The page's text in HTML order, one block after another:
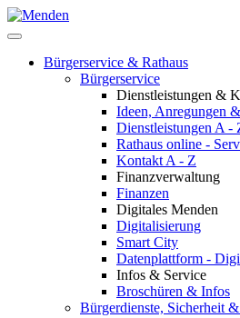
Bürgerservice & Rathaus
Bürgerservice
Dienstleistungen &
Ideen, Anregungen
Dienstleistungen A -
Rathaus online -
Kontakt A - Z
Finanzverwaltung
Finanzen
Digitales Menden
Digitalisierung
Smart City
Datenplattform -
Infos & Service
Broschüren & Infos
Bürgerdienste, Sicherheit